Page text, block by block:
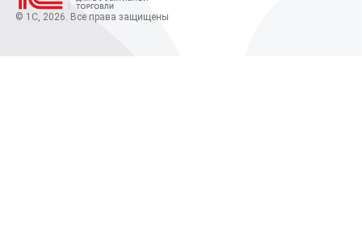
© 1С, 2026. Все права защищены